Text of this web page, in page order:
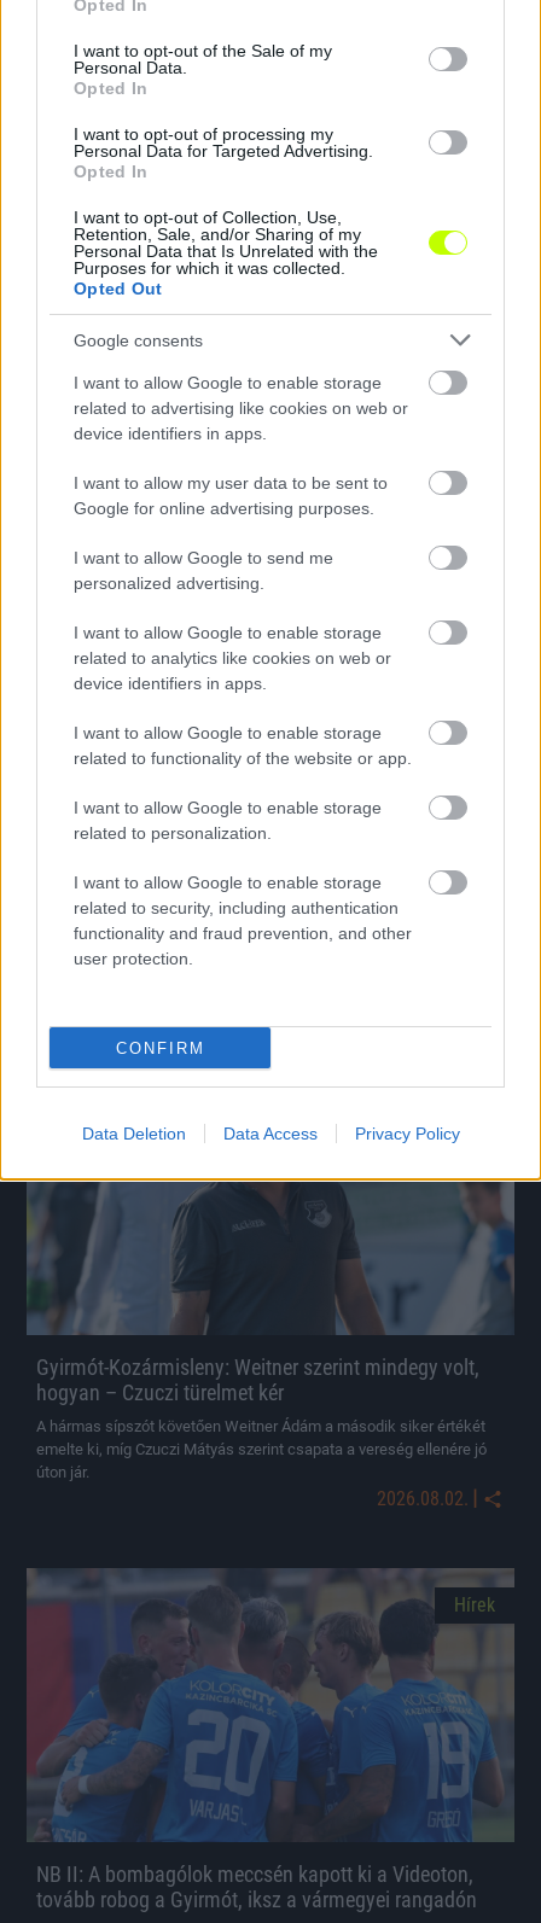
use your data for below specified purposes in below Google
consent section.
Opted In
I want to opt-out of the Sale of my
Personal Data.
Opted In
I want to opt-out of processing my
Personal Data for Targeted Advertising.
Opted In
I want to opt-out of Collection, Use,
Retention, Sale, and/or Sharing of my
Personal Data that Is Unrelated with the
Purposes for which it was collected.
Opted Out
Google consents
I want to allow Google to enable storage
related to advertising like cookies on web or
device identifiers in apps.
I want to allow my user data to be sent to
Google for online advertising purposes.
I want to allow Google to send me
personalized advertising.
I want to allow Google to enable storage
related to analytics like cookies on web or
device identifiers in apps.
I want to allow Google to enable storage
related to functionality of the website or app.
I want to allow Google to enable storage
related to personalization.
I want to allow Google to enable storage
related to security, including authentication
functionality and fraud prevention, and other
user protection.
CONFIRM
Data Deletion Data Access Privacy Policy
KAPCSOLÓDÓ HÍREK
Hírek
NB II: Először nyert a KTE, 9 emberrel javított a Vidi
Az NB II 2026–2027-es idényének 3. fordulójában a szombati
helyen.
Hírek
Hét év után visszatért a Videotonhoz a bajnokcsapat
korábbi kapusa
Hársfalvi András Budafokról érkezett vissza korábbi klubjához.
Gyirmót-Kozármisleny: Weitner szerint mindegy volt,
hogyan – Czuczi türelmet kér
A hármas sípszót követően Weitner Ádám a második siker értékét
emelte ki, míg Czuczi Mátyás szerint csapata a vereség ellenére jó
úton jár.
2026.08.02. |
Hírek
NB II: A bombagólok meccsén kapott ki a Videoton,
tovább robog a Gyirmót, iksz a vármegyei rangadón